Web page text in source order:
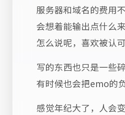
服务器和域名的费用
会想着能输出点什么
怎么说呢，喜欢被认
写的东西也只是一些
有时候也会把emo的
感觉年纪大了，人会